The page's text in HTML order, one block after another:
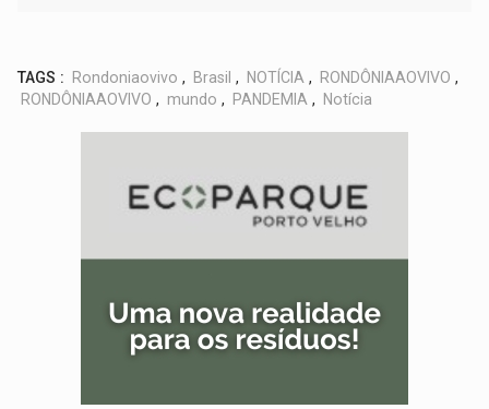
TAGS : Rondoniaovivo , Brasil , NOTÍCIA , RONDÔNIAAOVIVO ,
RONDÔNIAAOVIVO , mundo , PANDEMIA , Notícia